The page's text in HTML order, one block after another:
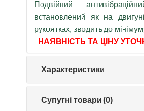
Подвійний
встановлений як на
рукоятках, зводить до
НАЯВНІСТЬ ТА ЦІНУ
Характеристики
Супутні товари (0)